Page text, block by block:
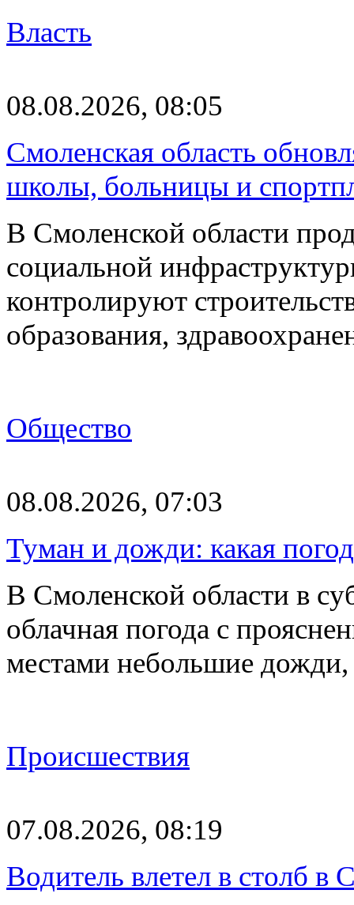
Власть
08.08.2026, 08:05
Смоленская область
школы, больницы и
В Смоленской области
социальной
контролируют
образования,
Общество
08.08.2026, 07:03
Туман и дожди: какая
В Смоленской области в
облачная погода с
местами небольшие
Происшествия
07.08.2026, 08:19
Водитель влетел в столб в